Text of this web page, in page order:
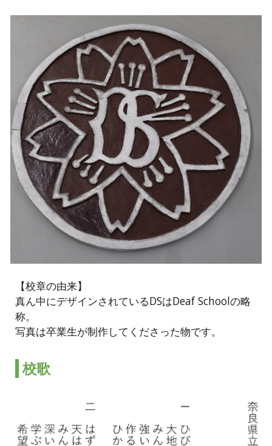
【校章の由来】
真ん中にデザインされているDSはDeaf Schoolの略
称。
写真は卒業生が制作してくださった物です。
校歌